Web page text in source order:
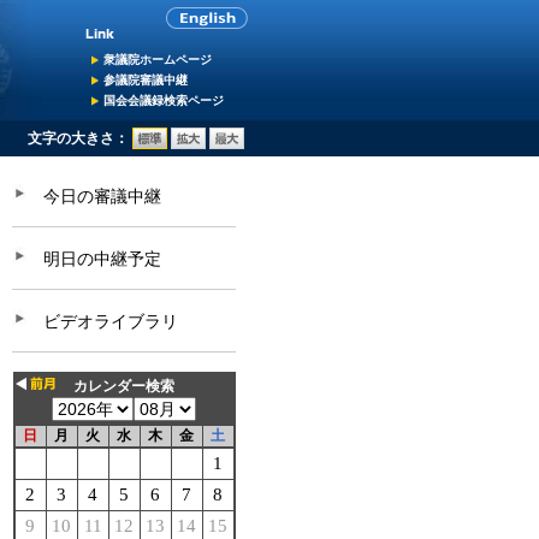
衆議院ホームページ
参議院審議中継
国会会議録検索ページ
文字の大きさ：
今日の審議中継
明日の中継予定
ビデオライブラリ
カレンダー検索
日 月 火 水 木 金 土
1
2
3 4 5 6 7
8
9
10 11 12 13 14
15